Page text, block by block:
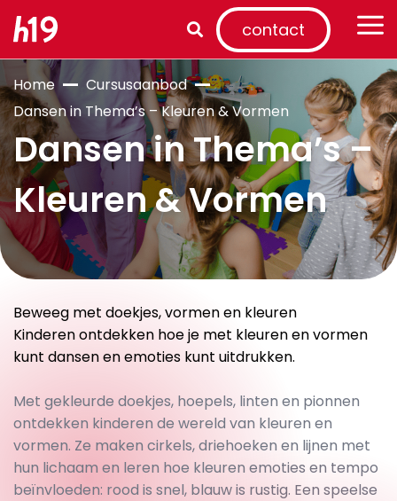
contact
Home
Cursusaanbod
Dansen in Thema’s – Kleuren & Vormen
Dansen in Thema’s –
Kleuren & Vormen
Beweeg met doekjes, vormen en kleuren
Kinderen ontdekken hoe je met kleuren en vormen
kunt dansen en emoties kunt uitdrukken.
Met gekleurde doekjes, hoepels, linten en pionnen
ontdekken kinderen de wereld van kleuren en
vormen. Ze maken cirkels, driehoeken en lijnen met
hun lichaam en leren hoe kleuren emoties en tempo
beïnvloeden: rood is snel, blauw is rustig. Een speelse